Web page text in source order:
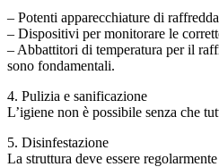
– Potenti apparecchiature di
– Dispositivi per monitorare le
– Abbattitori di temperatura per il
sono fondamentali.
4. Pulizia e sanificazione
L’igiene non è possibile senza che
5. Disinfestazione
La struttura deve essere